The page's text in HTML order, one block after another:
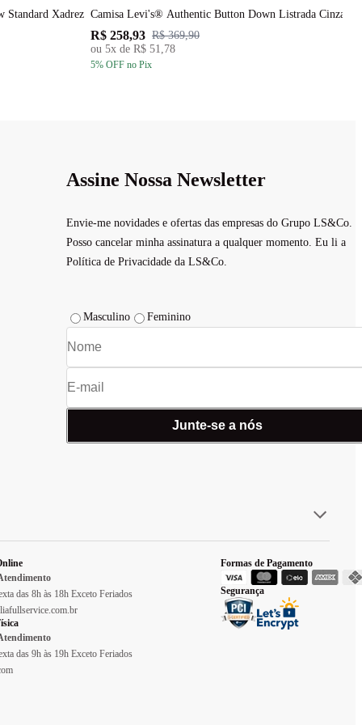
Standard Xadrez Camisa Levi's® Authentic Button Down Listrada Cinza
R$ 258,93 R$ 369,90
ou 5x de R$ 51,78
5% OFF no Pix
Assine Nossa Newsletter
Envie-me novidades e ofertas das empresas do Grupo LS&Co.
Posso cancelar minha assinatura a qualquer momento. Eu li a
Política de Privacidade da LS&Co.
Masculino Feminino
Junte-se a nós
das 8h às 18h Exceto Feriados
das 9h às 19h Exceto Feriados
Formas de Pagamento
Segurança